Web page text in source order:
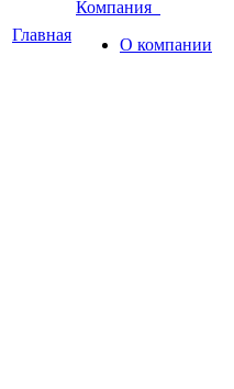
Главная
Компания
О компании